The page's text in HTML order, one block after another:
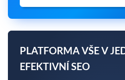
PLATFORMA VŠE V
EFEKTIVNÍ SEO